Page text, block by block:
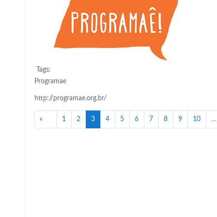
Tags:
Programae
http://programae.org.br/
« Anterior
1 2 3(atual)
4 5 6 7 8 9 10 …